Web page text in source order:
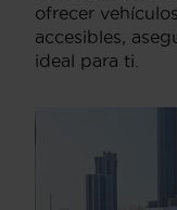
ofrecer
accesibles,
ideal para ti.